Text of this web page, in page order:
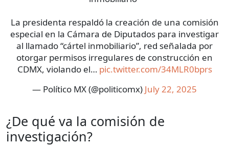
La presidenta respaldó la creación de una comisión
especial en la Cámara de Diputados para investigar
al llamado “cártel inmobiliario”, red señalada por
otorgar permisos irregulares de construcción en
CDMX, violando el… pic.twitter.com/34MLR0bprs
— Político MX (@politicomx) July 22, 2025
¿De qué va la comisión de
investigación?